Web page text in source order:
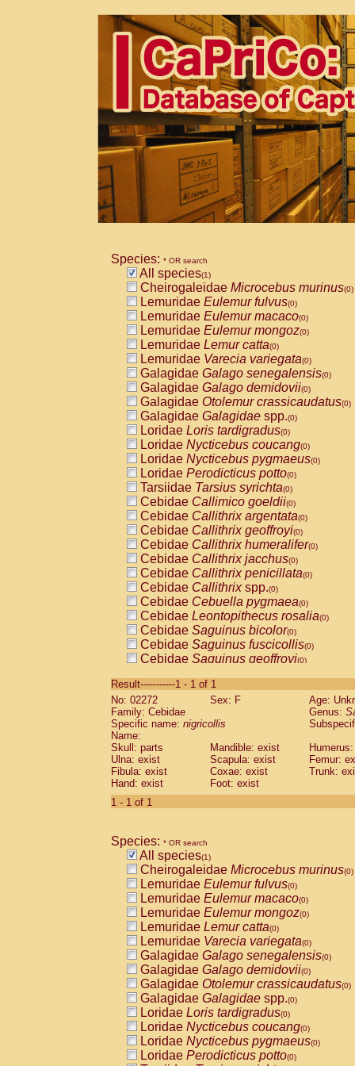
Species: * OR search
All species(1)
Cheirogaleidae Microcebus murinus(0)
Lemuridae Eulemur fulvus(0)
Lemuridae Eulemur macaco(0)
Lemuridae Eulemur mongoz(0)
Lemuridae Lemur catta(0)
Lemuridae Varecia variegata(0)
Galagidae Galago senegalensis(0)
Galagidae Galago demidovii(0)
Galagidae Otolemur crassicaudatus(0)
Galagidae Galagidae spp.(0)
Loridae Loris tardigradus(0)
Loridae Nycticebus coucang(0)
Loridae Nycticebus pygmaeus(0)
Loridae Perodicticus potto(0)
Tarsiidae Tarsius syrichta(0)
Cebidae Callimico goeldii(0)
Cebidae Callithrix argentata(0)
Cebidae Callithrix geoffroyi(0)
Cebidae Callithrix humeralifer(0)
Cebidae Callithrix jacchus(0)
Cebidae Callithrix penicillata(0)
Cebidae Callithrixspp.(0)
Cebidae Cebuella pygmaea(0)
Cebidae Leontopithecus rosalia(0)
Cebidae Saguinus bicolor(0)
Cebidae Saguinus fuscicollis(0)
Cebidae Saguinus geoffroyi(0)
CebidaeSaguinus labiatus(0)
Cebidae Saguinus leucopus (0)
Cebidae
CebidaeSaguinus mystax
Cebidae Saguinus nigricollis (1)
Cebidae Saguinus oedipus
Cebidae Saguinus weddelli
Cebidae Saguinusspp.
Cebidae
CebidaeCebus capucinus
CebidaeCebus nigrivittatus
CebidaeCebus spp.(0)
CebidaeSaimiri boliviensis(0)
CebidaeSaimiri sciureus(0)
AtelidaeAlouatta caraya(0)
AtelidaeAlouatta fusca(0)
AtelidaeAlouatta seniculus(0)
AtelidaeAlouattaspp.(0)
AtelidaeAteles belzebuth(0)
AtelidaeAteles geoffroyi(0)
AtelidaeAteles paniscus(0)
AtelidaeAtelesspp.(0)
AtelidaeLagothrix lagothricha(0)
AtelidaeLagothrix lagothricha cana
PitheciidaeCacajao calvus
Result-----------1 - 1 of 1
No: 02272
Sex: F
Age:
Family: Cebidae
Genus:
Specific name: nigricollis
Name:
Skull: parts
Mandible: exist
Ulna: exist
Scapula: exist
Femur:
Fibula: exist
Coxae: exist
Trunk:
Hand: exist
Foot: exist
1 - 1 of 1
Species: * OR search
All species(1)
Cheirogaleidae Microcebus murinus(0)
Lemuridae Eulemur fulvus(0)
Lemuridae Eulemur macaco(0)
Lemuridae Eulemur mongoz(0)
Lemuridae Lemur catta(0)
Lemuridae Varecia variegata(0)
Galagidae Galago senegalensis(0)
Galagidae Galago demidovii(0)
Galagidae Otolemur crassicaudatus(0)
Galagidae Galagidae spp.(0)
Loridae Loris tardigradus(0)
Loridae Nycticebus coucang(0)
Loridae Nycticebus pygmaeus(0)
Loridae Perodicticus potto(0)